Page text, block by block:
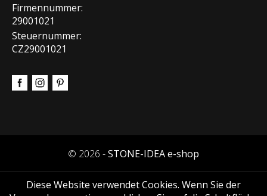
Firmennummer:
29001021
Steuernummer:
CZ29001021
© 2026 -STONE-IDEA e-shop
Diese Website verwendet Cookies. Wenn Sie der